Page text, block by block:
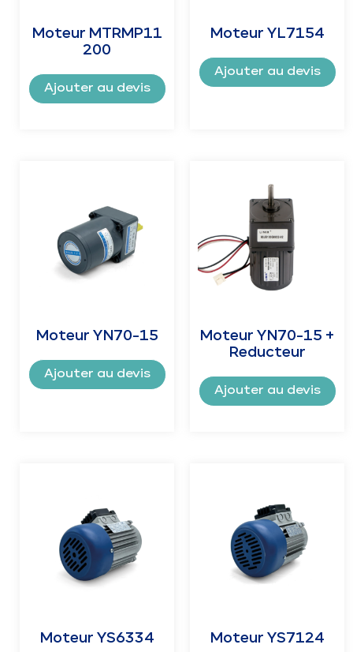
Moteur MTRMP11
200
Ajouter au devis
Moteur YL7154
Ajouter au devis
Moteur YN70-15
Ajouter au devis
Moteur YN70-15 +
Reducteur
Ajouter au devis
Moteur YS6334 Moteur YS7124